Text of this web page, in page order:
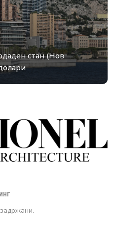
стан (Нов